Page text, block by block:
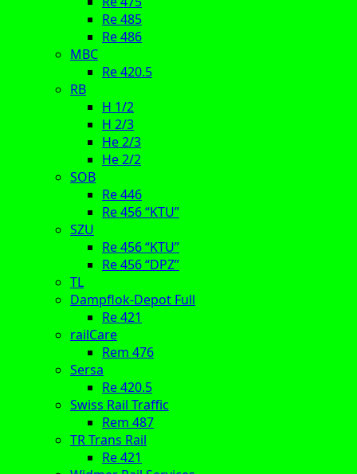
Re 485
Re 486
MBC
Re 420.5
RB
H 1/2
H 2/3
He 2/3
He 2/2
SOB
Re 446
Re 456 “KTU”
SZU
Re 456 “KTU”
Re 456 “DPZ”
TL
Dampflok-Depot Full
Re 421
railCare
Rem 476
Sersa
Re 420.5
Swiss Rail Traffic
Rem 487
TR Trans Rail
Re 421